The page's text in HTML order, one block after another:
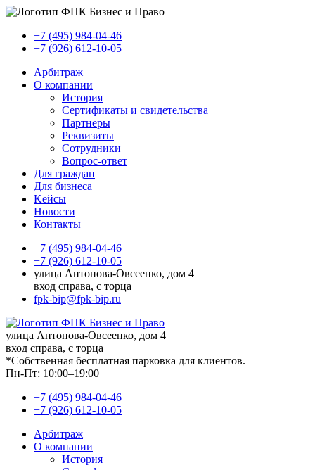
+7 (495) 984-04-46
+7 (926) 612-10-05
Арбитраж
О компании
История
Сертификаты и свидетельства
Партнеры
Реквизиты
Сотрудники
Вопрос-ответ
Для граждан
Для бизнеса
Kейсы
Новости
Контакты
+7 (495) 984-04-46
+7 (926) 612-10-05
улица Антонова-Овсеенко, дом 4
вход справа, с торца
fpk-bip@fpk-bip.ru
улица Антонова-Овсеенко, дом 4
вход справа, с торца
*Собственная бесплатная парковка для клиентов.
Пн-Пт: 10:00–19:00
+7 (495) 984-04-46
+7 (926) 612-10-05
Арбитраж
О компании
История